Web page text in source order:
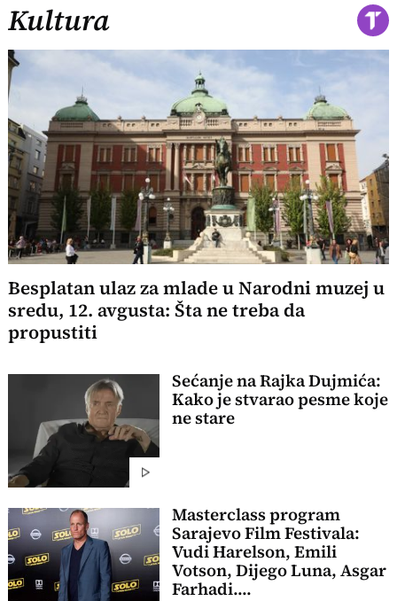
Kultura
Besplatan ulaz za mlade u Narodni muzej u
sredu, 12. avgusta: Šta ne treba da
propustiti
Sećanje na Rajka Dujmića:
Kako je stvarao pesme koje
ne stare
Masterclass program
Sarajevo Film Festivala:
Vudi Harelson, Emili
Votson, Dijego Luna, Asgar
Farhadi....